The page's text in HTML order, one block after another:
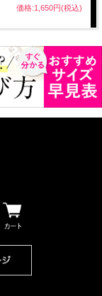
価格:1,650円(税込)